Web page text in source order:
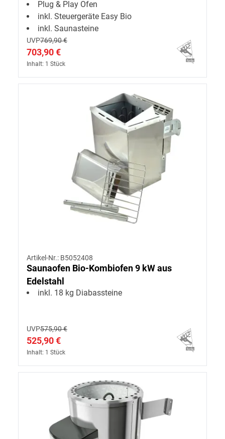
Plug & Play Ofen
inkl. Steuergeräte Easy Bio
inkl. Saunasteine
UVP769,90 €
703,90 €
Inhalt: 1 Stück
Artikel-Nr.: B5052408
Saunaofen Bio-Kombiofen 9 kW aus
Edelstahl
inkl. 18 kg Diabassteine
UVP575,90 €
525,90 €
Inhalt: 1 Stück